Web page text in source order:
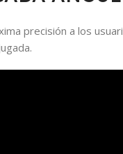
precisión a los